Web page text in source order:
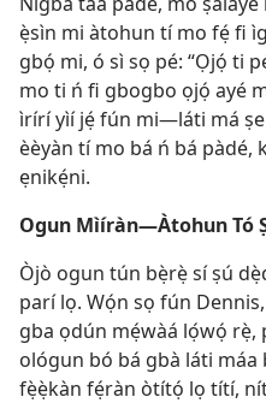
ẹ̀sìn mi àtohun tí mo fẹ́ fi
gbọ́ mi, ó sì sọ pé: “Ọjọ́ ti
mo ti ń fi gbogbo ọjọ́ ayé
ìrírí yìí jẹ́ fún mi—láti má
èèyàn tí mo bá ń bá pàdé,
ẹnikẹ́ni.
Ogun Mìíràn—Àtohun Tó
Òjò ogun tún bẹ̀rẹ̀ sí ṣú
parí lọ. Wọ́n sọ fún
gba ọdún mẹ́wàá lọ́wọ́ rẹ̀,
ológun bó bá gbà láti máa
fẹ̀ẹ̀kàn fẹ́ràn òtítọ́ lọ títí,